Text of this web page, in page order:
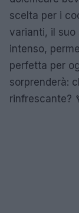
scelta per i
varianti, il suo
intenso,
perfetta per
sorprenderà:
rinfrescante?